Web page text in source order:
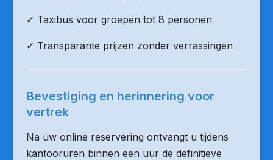
✓ Taxibus voor groepen tot 8 personen
✓ Transparante prijzen zonder verrassingen
Bevestiging en herinnering voor
vertrek
Na uw online reservering ontvangt u tijdens
kantooruren binnen een uur de definitieve